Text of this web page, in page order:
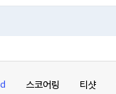
스코어링 티샷